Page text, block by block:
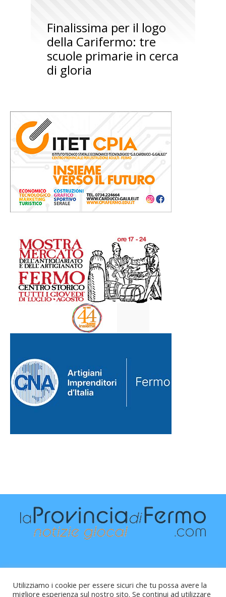
Finalissima per il logo
della Carifermo: tre
scuole primarie in cerca
di gloria
Utilizziamo i cookie per essere sicuri che tu possa avere la
migliore esperienza sul nostro sito. Se continui ad utilizzare